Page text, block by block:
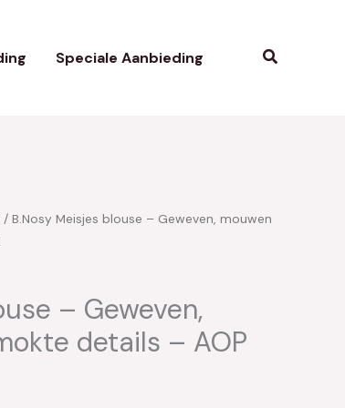
Speciale Aanbieding Zoeken
/ B.Nosy Meisjes blouse – Geweven, mouwen
– Geweven,
details – AOP